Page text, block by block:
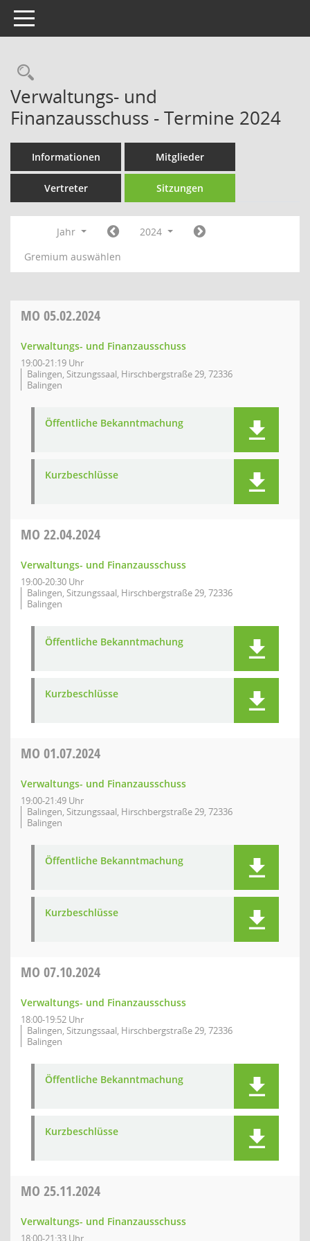
Toggle navigation
Rechercheauswahl
Verwaltungs- und
Finanzausschuss - Termine 2024
Informationen Mitglieder
Vertreter Sitzungen
Jahr
2024
Gremium auswählen
MO 05.02.2024
Verwaltungs- und Finanzausschuss
19:00-21:19 Uhr
Balingen, Sitzungssaal, Hirschbergstraße 29, 72336
Balingen
Öffentliche Bekanntmachung
Kurzbeschlüsse
MO 22.04.2024
Verwaltungs- und Finanzausschuss
19:00-20:30 Uhr
Balingen, Sitzungssaal, Hirschbergstraße 29, 72336
Balingen
Öffentliche Bekanntmachung
Kurzbeschlüsse
MO 01.07.2024
Verwaltungs- und Finanzausschuss
19:00-21:49 Uhr
Balingen, Sitzungssaal, Hirschbergstraße 29, 72336
Balingen
Öffentliche Bekanntmachung
Kurzbeschlüsse
MO 07.10.2024
Verwaltungs- und Finanzausschuss
18:00-19:52 Uhr
Balingen, Sitzungssaal, Hirschbergstraße 29, 72336
Balingen
Öffentliche Bekanntmachung
Kurzbeschlüsse
MO 25.11.2024
Verwaltungs- und Finanzausschuss
18:00-21:33 Uhr